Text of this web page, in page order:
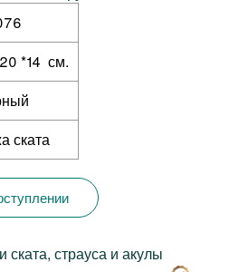
*14 см.
ската